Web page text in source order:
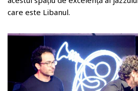
care este Libanul.